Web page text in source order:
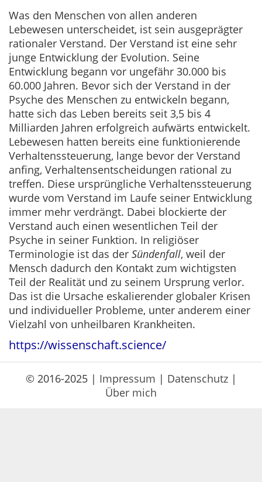
Was den Menschen von allen anderen
Lebewesen unterscheidet, ist sein ausgeprägter
rationaler Verstand. Der Verstand ist eine sehr
junge Entwicklung der Evolution. Seine
Entwicklung begann vor ungefähr 30.000 bis
60.000 Jahren. Bevor sich der Verstand in der
Psyche des Menschen zu entwickeln begann,
hatte sich das Leben bereits seit 3,5 bis 4
Milliarden Jahren erfolgreich aufwärts entwickelt.
Lebewesen hatten bereits eine funktionierende
Verhaltenssteuerung, lange bevor der Verstand
anfing, Verhaltensentscheidungen rational zu
treffen. Diese ursprüngliche Verhaltenssteuerung
wurde vom Verstand im Laufe seiner Entwicklung
immer mehr verdrängt. Dabei blockierte der
Verstand auch einen wesentlichen Teil der
Psyche in seiner Funktion. In religiöser
Terminologie ist das der Sündenfall, weil der
Mensch dadurch den Kontakt zum wichtigsten
Teil der Realität und zu seinem Ursprung verlor.
Das ist die Ursache eskalierender globaler Krisen
und individueller Probleme, unter anderem einer
Vielzahl von unheilbaren Krankheiten.
https://wissenschaft.science/
© 2016-2025 | Impressum | Datenschutz|
Über mich